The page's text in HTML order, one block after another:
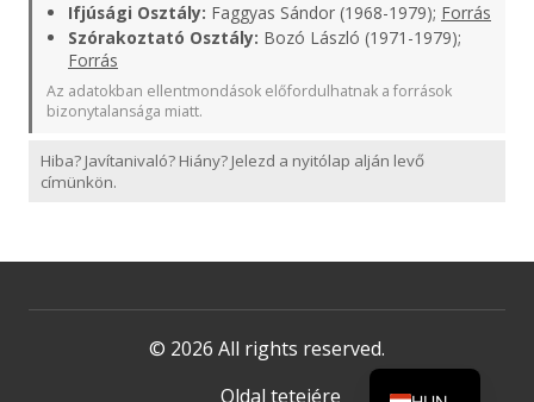
Ifjúsági Osztály: Faggyas Sándor (1968-1979); Forrás
Szórakoztató Osztály: Bozó László (1971-1979);
Forrás
Az adatokban ellentmondások előfordulhatnak a források
bizonytalansága miatt.
Hiba? Javítanivaló? Hiány? Jelezd a nyitólap alján levő
címünkön.
© 2026 All rights reserved.
Oldal tetejére